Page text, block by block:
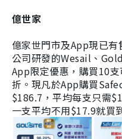
億世家
億家世門市及App現已
公司研發的Wesail、
App限定優惠，購買10
折。現凡於App購買
$186.7，平均每支只需
一支平均不用$17.9就買